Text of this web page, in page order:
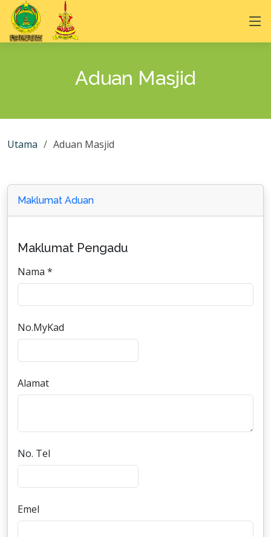
Aduan Masjid
Utama Aduan Masjid
Maklumat Aduan
Maklumat Pengadu
Nama *
No.MyKad
Alamat
No. Tel
Emel